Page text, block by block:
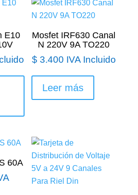
E10
Mosfet IRF630 Canal
N 220V 9A TO220
$3.400 IVA Incluido
Leer más
60A